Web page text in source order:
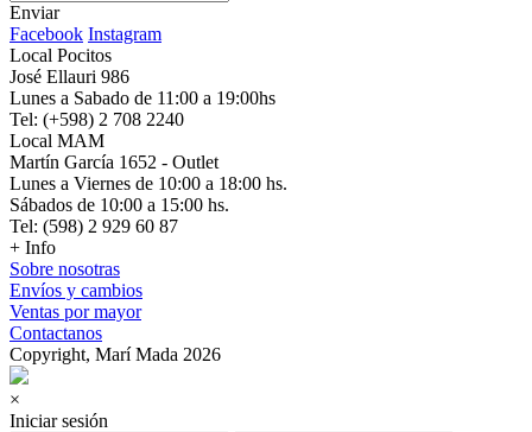
Enviar
Facebook Instagram
Local Pocitos
José Ellauri 986
Lunes a Sabado de 11:00 a 19:00hs
Tel: (+598) 2 708 2240
Local MAM
Martín García 1652 - Outlet
Lunes a Viernes de 10:00 a 18:00 hs.
Sábados de 10:00 a 15:00 hs.
Tel: (598) 2 929 60 87
+ Info
Sobre nosotras
Envíos y cambios
Ventas por mayor
Contactanos
Copyright, Marí Mada 2026
×
Iniciar sesión